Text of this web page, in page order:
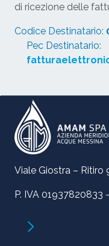
di ricezione delle
Codice Destinatario:
Pec Destinatario:
Viale Giostra – Ritiro
P. IVA 01937820833